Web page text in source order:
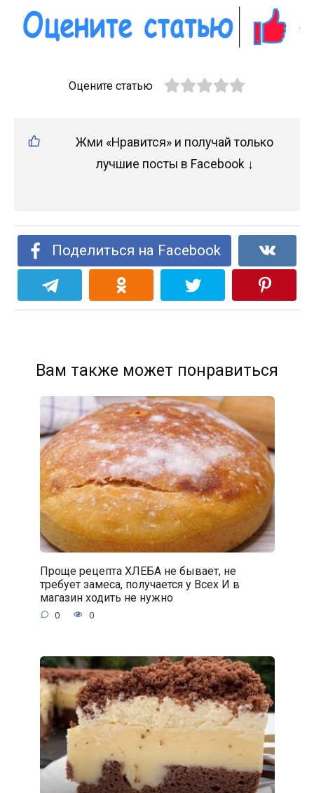
Оцените статью
Жми «Нравится» и получай только
лучшие посты в Facebook ↓
Поделиться на Facebook
Вам также может понравиться
Проще рецепта ХЛЕБА не бывает, не
требует замеса, получается у Всех И в
магазин ходить не нужно
0 0